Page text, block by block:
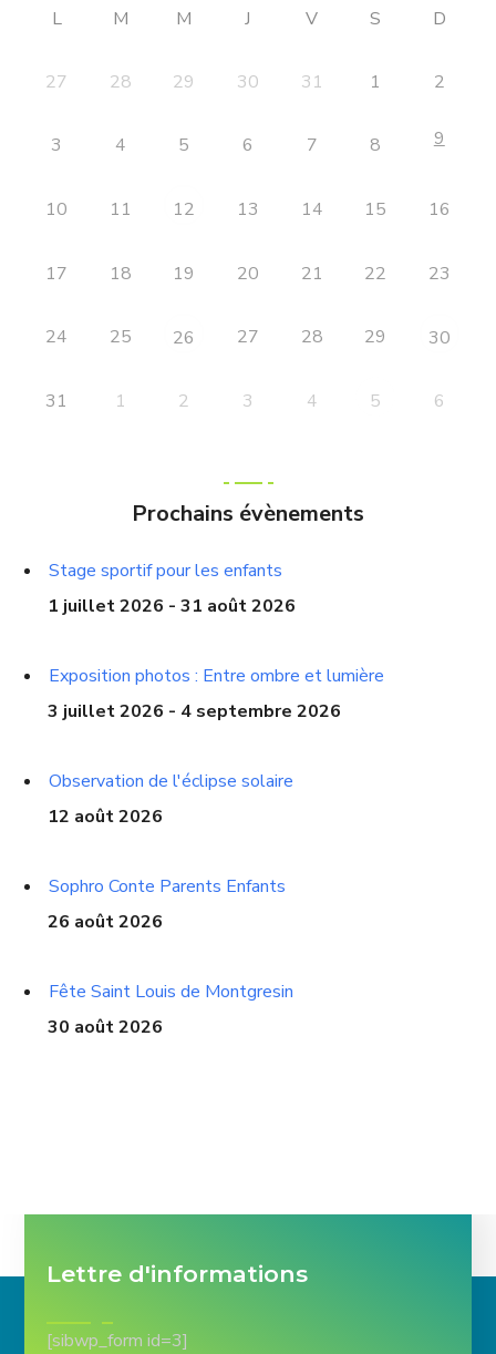
L M M J V S D
27 28 29 30 31 1 2
3 4 5 6 7 8 9
10 11 12 13 14 15 16
17 18 19 20 21 22 23
24 25 26 27 28 29 30
31 1 2 3 4 5 6
Prochains évènements
Stage sportif pour les enfants
1 juillet 2026 - 31 août 2026
Exposition photos : Entre ombre et lumière
3 juillet 2026 - 4 septembre 2026
Observation de l'éclipse solaire
12 août 2026
Sophro Conte Parents Enfants
26 août 2026
Fête Saint Louis de Montgresin
30 août 2026
Lettre d'informations
[sibwp_form id=3]